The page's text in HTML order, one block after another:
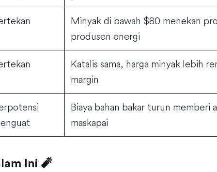
Minyak di bawah $80 menekan
produsen energi
Katalis sama, harga minyak lebih
margin
Biaya bahan bakar turun memberi
maskapai
Ini 🧨